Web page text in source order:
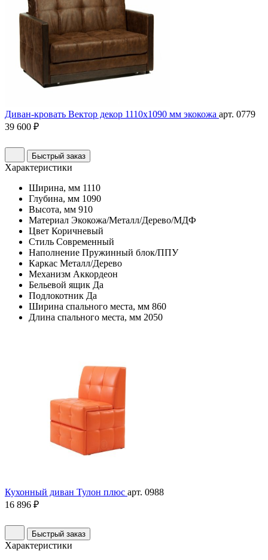
Диван-кровать Вектор декор 1110х1090 мм экокожа арт. 0779
39 600 ₽
Быстрый заказ
Характеристики
Ширина, мм 1110
Глубина, мм 1090
Высота, мм 910
Материал Экокожа/Металл/Дерево/МДФ
Цвет Коричневый
Стиль Современный
Наполнение Пружинный блок/ППУ
Каркас Металл/Дерево
Механизм Аккордеон
Бельевой ящик Да
Подлокотник Да
Ширина спального места, мм 860
Длина спального места, мм 2050
Кухонный диван Тулон плюс арт. 0988
16 896 ₽
Быстрый заказ
Характеристики